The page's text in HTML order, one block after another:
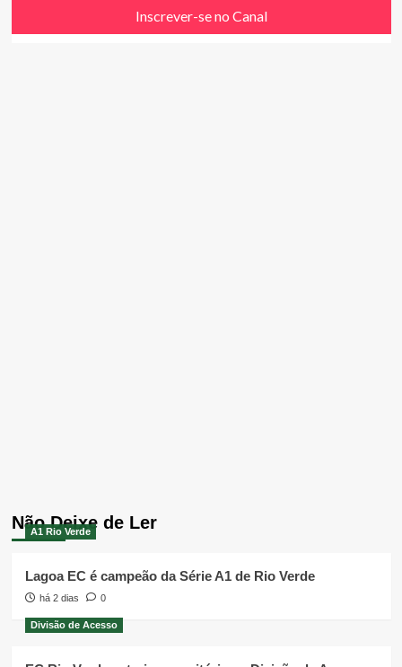
Inscrever-se no Canal
Não Deixe de Ler
A1 Rio Verde
Lagoa EC é campeão da Série A1 de Rio Verde
há 2 dias 0
Divisão de Acesso